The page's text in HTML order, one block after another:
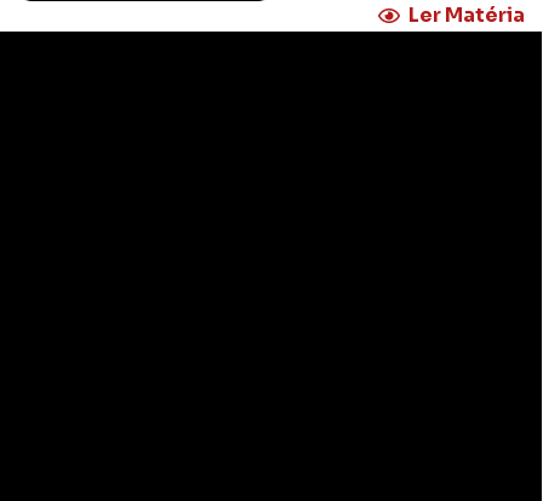
Ler Matéria